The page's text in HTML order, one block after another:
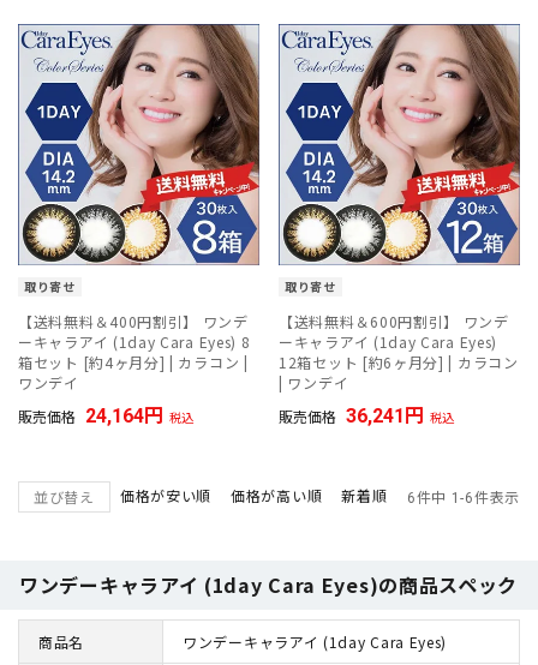
取り寄せ
【送料無料＆400円割引】 ワンデ
ーキャラアイ (1day Cara Eyes) 8
箱セット [約4ヶ月分] | カラコン |
ワンデイ
販売価格 24,164 税込
取り寄せ
【送料無料＆600円割引】 ワンデ
ーキャラアイ (1day Cara Eyes)
12箱セット [約6ヶ月分] | カラコン
| ワンデイ
販売価格 36,241 税込
並び替え 価格が安い順 価格が高い順 新着順 6件中 1-6件表示
ワンデーキャラアイ (1day Cara Eyes)の商品スペック
商品名 ワンデーキャラアイ (1day Cara Eyes)